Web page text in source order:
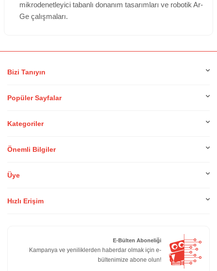
mikrodenetleyici tabanlı donanım tasarımları ve robotik Ar-
Ge çalışmaları.
Bizi Tanıyın
Popüler Sayfalar
Kategoriler
Önemli Bilgiler
Üye
Hızlı Erişim
E-Bülten Aboneliği
Kampanya ve yeniliklerden haberdar olmak için e-
bültenimize abone olun!